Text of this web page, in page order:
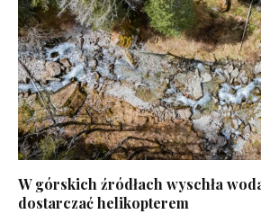
W górskich źródłach wyschła
dostarczać helikopterem